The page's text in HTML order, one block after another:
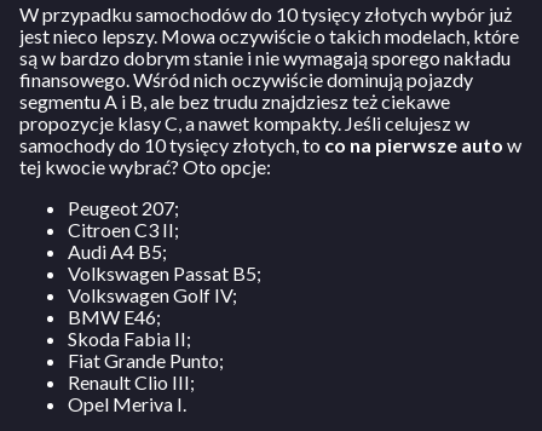
W przypadku samochodów do 10 tysięcy złotych wybór już
jest nieco lepszy. Mowa oczywiście o takich modelach, które
są w bardzo dobrym stanie i nie wymagają sporego nakładu
finansowego. Wśród nich oczywiście dominują pojazdy
segmentu A i B, ale bez trudu znajdziesz też ciekawe
propozycje klasy C, a nawet kompakty. Jeśli celujesz w
samochody do 10 tysięcy złotych, to co na pierwsze auto w
tej kwocie wybrać? Oto opcje:
Peugeot 207;
Citroen C3 II;
Audi A4 B5;
Volkswagen Passat B5;
Volkswagen Golf IV;
BMW E46;
Skoda Fabia II;
Fiat Grande Punto;
Renault Clio III;
Opel Meriva I.